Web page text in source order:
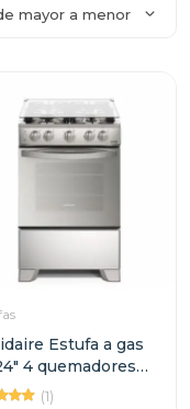
mayor a menor
Estufa a gas
4 quemadores
multifuncion
(1)